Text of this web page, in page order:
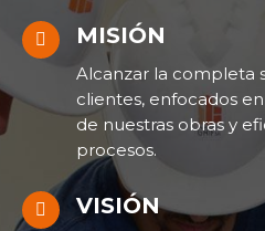
MISIÓN
Alcanzar la completa
clientes, enfocados
de nuestras obras y
procesos.
VISIÓN